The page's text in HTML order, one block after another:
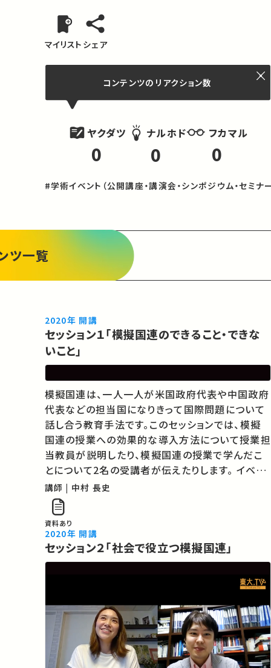
マイリスト シェア
コンテンツの リアクション数
ヤクダツ
0
ナルホド
0
フカマル
0
#学術イベント（公開講座・講演会・シンポジウム・セミナ
ツ一覧
2020年 開講
セッション１「模擬国連のできること・できな
いこと」
模擬国連は、一人一人が米国政府代表や中国政府
代表などの担当国になりきって国際問題について
話し合う教育手法です。このセッションでは、模擬
国連の授業への効果的な導入方法について授業担
当教員が説明したり、模擬国連の授業で学んだこ
とについて2名の受講者が伝えたりします。 イベン
ト詳細はこちら。 主催：東京大学大学院総合文化
研究科・教養学部附属教養教育高度化機構アクテ
講師 | 中村 長史
資料あり
2020年 開講
セッション２「社会で役立つ模擬国連」